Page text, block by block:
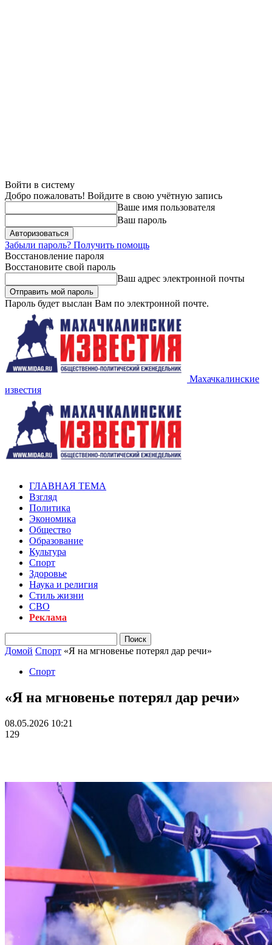
Войти в систему
Добро пожаловать! Войдите в свою учётную запись
Ваше имя пользователя
Ваш пароль
Забыли пароль? Получить помощь
Восстановление пароля
Восстановите свой пароль
Ваш адрес электронной почты
Пароль будет выслан Вам по электронной почте.
Махачкалинские
известия
ГЛАВНАЯ ТЕМА
Взгляд
Политика
Экономика
Общество
Образование
Культура
Спорт
Здоровье
Наука и религия
Стиль жизни
СВО
Реклама
Домой Спорт «Я на мгновенье потерял дар речи»
Спорт
«Я на мгновенье потерял дар речи»
08.05.2026 10:21
129